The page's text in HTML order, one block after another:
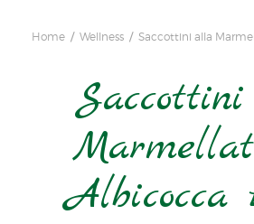
Home Wellness Saccottini alla
Albicocca